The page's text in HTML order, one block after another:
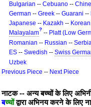
Bulgarian -- Cebuano --
German -- Greek -- Guarani --
Japanese -- Kazakh -- Korean
Malayalam? -- Platt (Low
Romanian -- Russian --
ES -- Swedish -- Swiss
Uzbek
Previous Piece -- Next Piece
नाटक -- अन्य बच्चों के लिए
बच्चोंद्वारा अभिनय करने के लिए